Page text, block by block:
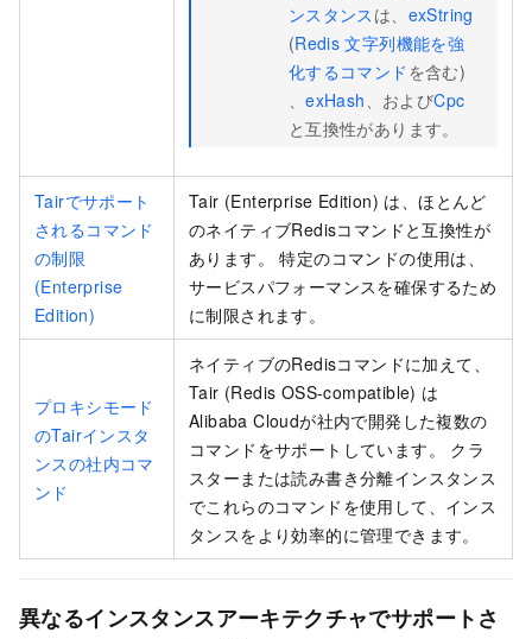
ンスタンス は、 exString
(Redis 文字列機能を強
化するコマンド を含む)
、exHash、およびCpc
と互換性があります。
Tairでサポート
されるコマンド
の制限
(Enterprise
Edition)
Tair (Enterprise Edition) は、ほとんど
のネイティブRedisコマンドと互換性が
あります。 特定のコマンドの使用は、
サービスパフォーマンスを確保するため
に制限されます。
プロキシモード
のTairインスタ
ンスの社内コマ
ンド
ネイティブのRedisコマンドに加えて、
Tair (Redis OSS-compatible) は
Alibaba Cloudが社内で開発した複数の
コマンドをサポートしています。 クラ
スターまたは読み書き分離インスタンス
でこれらのコマンドを使用して、インス
タンスをより効率的に管理できます。
異なるインスタンスアーキテクチャでサポートさ